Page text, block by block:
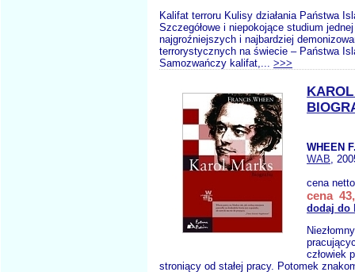
Kalifat terroru Kulisy działania Państwa
Szczegółowe i niepokojące studium
najgroźniejszych i najbardziej
terrorystycznych na świecie – Państwa
Samozwańczy kalifat,... >>>
WHEEN
WAB,
cena
cena
dodaj do
człowiek
stroniący od stałej pracy. Potomek